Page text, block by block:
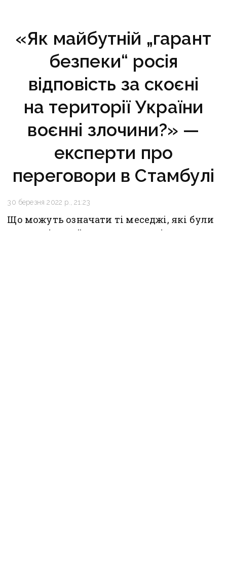
«Як майбутній „гарант
безпеки“ росія
відповість за скоєні
на території України
воєнні злочини?» —
експерти про
переговори в Стамбулі
30 березня 2022 р., 21:23
Що можуть означати ті меседжі, які були
озвучені українською делегацією